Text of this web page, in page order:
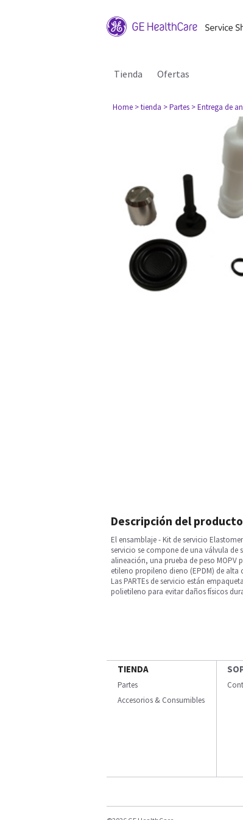
Tienda Ofertas
Home > tienda > Partes > Entrega de
Descripción del producto
El ensamblaje - Kit de servicio
servicio se compone de una válvula
alineación, una prueba de peso
etileno propileno dieno (EPDM) de alta
Las PARTEs de servicio están
polietileno para evitar daños físicos
TIENDA
Partes
Accesorios & Consumibles